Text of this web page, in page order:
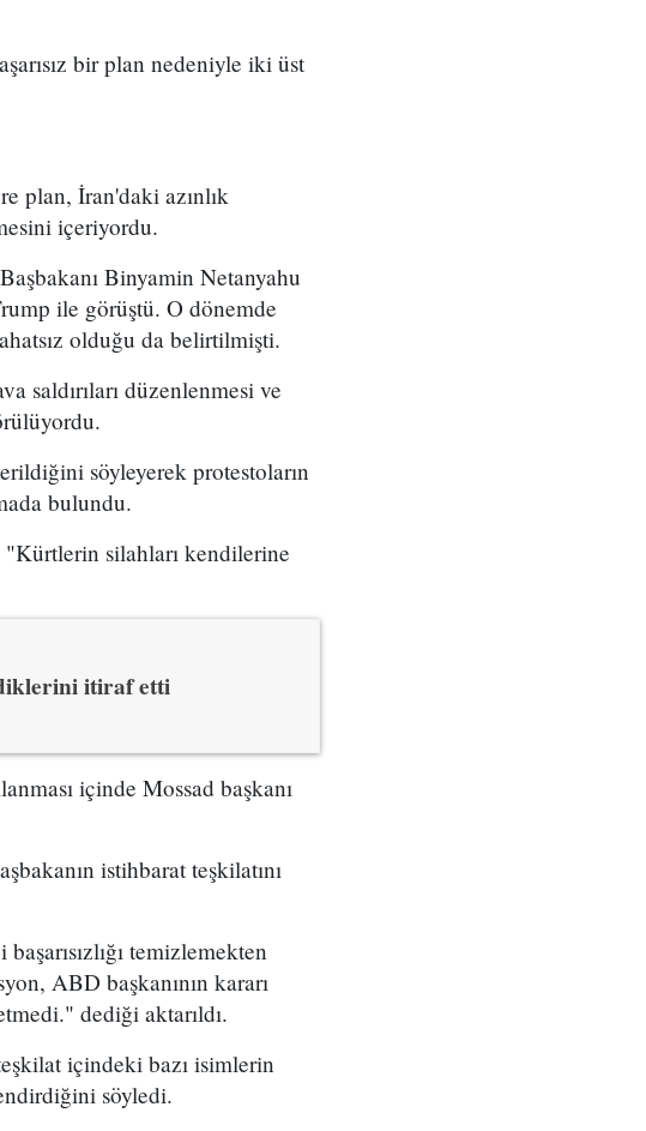
bir plan nedeniyle iki üst
plan, İran'daki azınlık
içeriyordu.
Binyamin Netanyahu
ile görüştü. O dönemde
olduğu da belirtilmişti.
saldırıları düzenlenmesi ve
söyleyerek protestoların
bulundu.
silahları kendilerine
itiraf etti
içinde Mossad başkanı
istihbarat teşkilatını
temizlemekten
ABD başkanının kararı
dediği aktarıldı.
içindeki bazı isimlerin
söyledi.